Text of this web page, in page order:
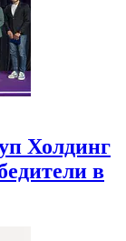
Холдинг
в